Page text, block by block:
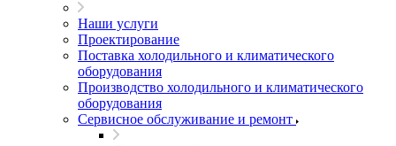
Наши услуги
Проектирование
Поставка холодильного и климатического
оборудования
Производство холодильного и климатического
оборудования
Сервисное обслуживание и ремонт